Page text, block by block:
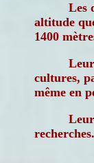
Les
altitude
1400
cultures,
même en
recherches.